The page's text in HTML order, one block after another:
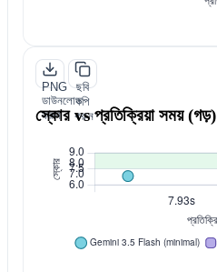
PNG
ডাউনলোড
করুন
ছবি
কপি
করুন
স্কোর vs প্রতিক্রিয়া সময় (গড়)